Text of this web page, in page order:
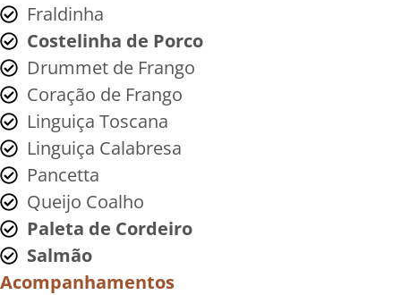
Fraldinha
Costelinha de Porco
Drummet de Frango
Coração de Frango
Linguiça Toscana
Linguiça Calabresa
Pancetta
Queijo Coalho
Paleta de Cordeiro
Salmão
Acompanhamentos